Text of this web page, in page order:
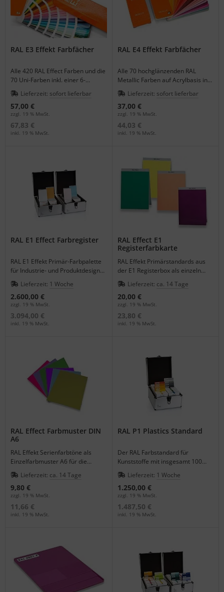
RAL E3 Effekt Farbfächer
Alle 420 RAL Effect Farben und die
70 Uni-Farben inkl. einer 6-
stufigen Glanzskala in einem
Farbfächer.
Lieferzeit: sofort lieferbar
57,00 €
zzgl. 19 % MwSt.
67,83 €
inkl. 19 % MwSt.
RAL E4 Effekt Farbfächer
Alle 70 hochglänzenden RAL
Metallic Farben auf Acrylbasis in
einem handlichen Farbfächer.
Lieferzeit: sofort lieferbar
37,00 €
zzgl. 19 % MwSt.
44,03 €
inkl. 19 % MwSt.
RAL E1 Effect Farbregister
RAL E1 Effekt Primär-Farbpalette
für Industrie- und Produktdesign
mit den 490 RAL EFFECT Farben.
Lieferzeit: 1 Woche
2.600,00 €
zzgl. 19 % MwSt.
3.094,00 €
inkl. 19 % MwSt.
RAL Effect E1
Registerfarbkarte
RAL Effekt Primärstandards aus
der E1 Registerbox als einzeln
bestellbare Farbkarte DIN A6.
Lieferzeit: ca. 14 Tage
20,00 €
zzgl. 19 % MwSt.
23,80 €
inkl. 19 % MwSt.
RAL Effect Farbmuster DIN
A6
RAL Effekt Serienfarbtöne als
Einzelfarbmuster A6 für die
großflächige Visualisierung der
Effektlackierung.
Lieferzeit: ca. 14 Tage
9,80 €
zzgl. 19 % MwSt.
11,66 €
inkl. 19 % MwSt.
RAL P1 Plastics Standard
Der RAL Farbstandard für
Kunststoffe mit insgesamt 100
Farben, inklusive schwarzer
Schutzbox.
Lieferzeit: 1 Woche
1.250,00 €
zzgl. 19 % MwSt.
1.487,50 €
inkl. 19 % MwSt.